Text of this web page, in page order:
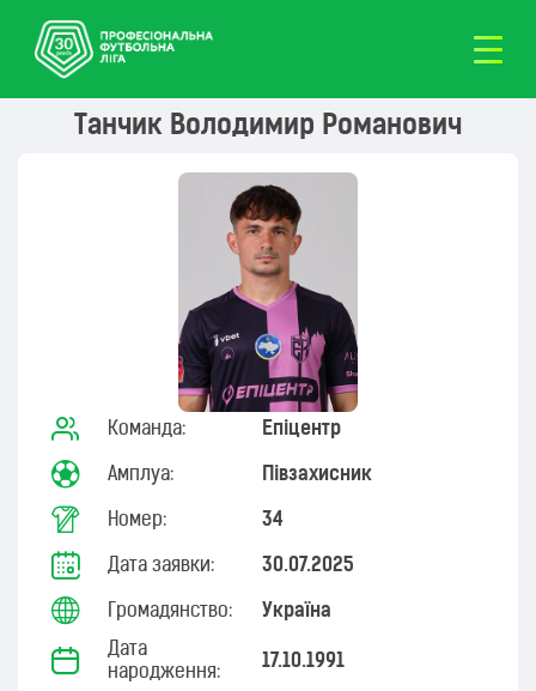
Танчик Володимир Романович
Команда: Епіцентр
Амплуа: Півзахисник
Номер: 34
Дата заявки: 30.07.2025
Громадянство: Україна
Дата
народження:
17.10.1991